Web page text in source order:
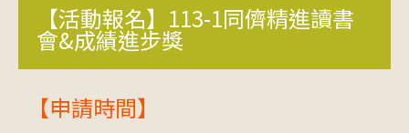
【活動報名】113-1同儕精進讀書
會&成績進步獎
【申請時間】